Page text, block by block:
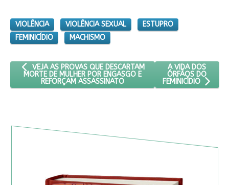
VIOLÊNCIA VIOLÊNCIA SEXUAL
ESTUPRO
FEMINICÍDIO
MACHISMO
ARTIGO ANTERIOR: VEJA AS PROVAS QUE DESCARTAM MORTE
VEJA AS PROVAS QUE DESCARTAM
MORTE DE MULHER POR ENGASGO E
REFORÇAM ASSASSINATO
PRÓXIMO
A VIDA DOS
ÓRFÃOS DO
FEMINICÍDIO